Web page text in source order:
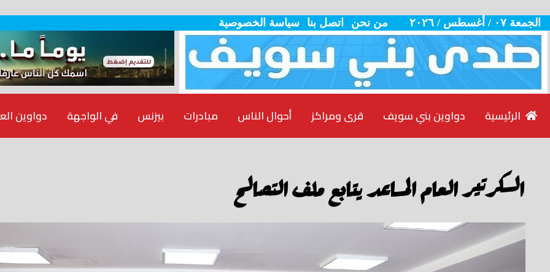
الجمعة ٠٧ / أغسطس / ٢٠٢٦ من نحن اتصل بنا سياسة الخصوصية
دواوين في الواجهة بيزنس مبادرات أحوال الناس قرى ومراكز دواوين بني سويف
السكرتير العام المساعد يتابع ملف التصالح